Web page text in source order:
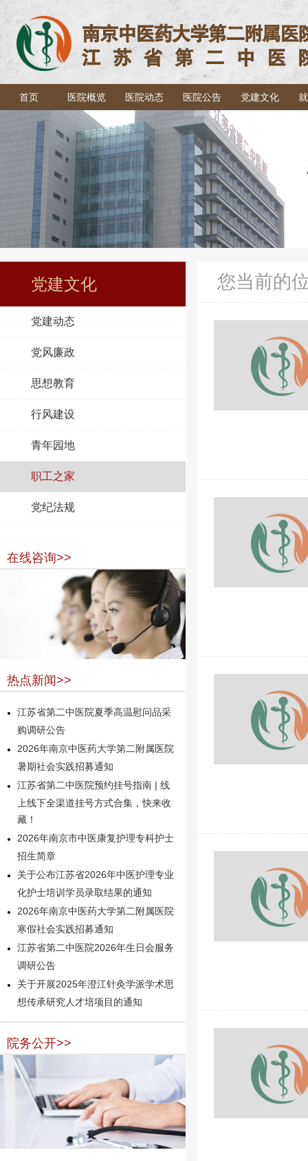
首页 医院概览 医院动态 医院公告 党建文化
党建文化
党建动态
党风廉政
思想教育
行风建设
青年园地
职工之家
党纪法规
在线咨询>>
热点新闻>>
江苏省第二中医院夏季高温慰问品采
购调研公告
2026年南京中医药大学第二附属医院
暑期社会实践招募通知
江苏省第二中医院预约挂号指南 | 线
上线下全渠道挂号方式合集，快来收
藏！
2026年南京市中医康复护理专科护士
招生简章
关于公布江苏省2026年中医护理专业
化护士培训学员录取结果的通知
2026年南京中医药大学第二附属医院
寒假社会实践招募通知
江苏省第二中医院2026年生日会服务
调研公告
关于开展2025年澄江针灸学派学术思
想传承研究人才培项目的通知
院务公开>>
您当前的